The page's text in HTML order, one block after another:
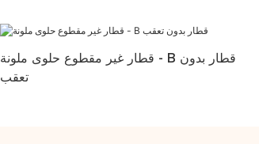
قطار غير مقطوع حلوى ملونة - B قطار بدون
تعقب